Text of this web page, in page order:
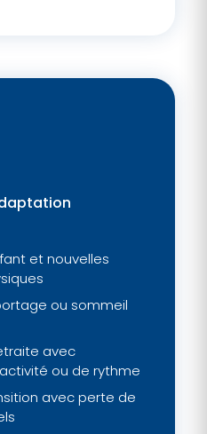
et nouvelles
ou sommeil
avec
ou de rythme
avec perte de